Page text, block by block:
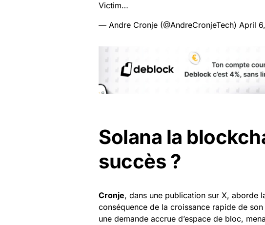
Victim…
— Andre Cronje (@AndreCronjeTech) April
Solana la
succès ?
Cronje, dans une publication sur X, aborde
conséquence de la croissance rapide de
une demande accrue d’espace de bloc,